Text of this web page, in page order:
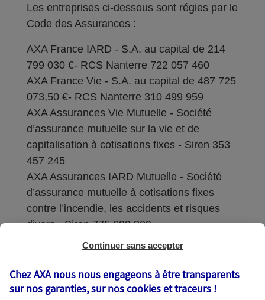
Les entreprises ci-dessous sont régies par le
Code des Assurances :
AXA France IARD - S.A. au capital de 214
799 030 €- RCS Nanterre 722 057 460
AXA France Vie - S.A. au capital de 487 725
073,50 €- RCS Nanterre 310 499 959
AXA Assurances Vie Mutuelle - Société
d’assurance mutuelle sur la vie et de
capitalisation à cotisations fixes - Siren 353
457 245
AXA Assurances IARD Mutuelle - Société
d’assurance mutuelle à cotisations fixes
contre l’incendie, les accidents et risques
divers - Siren 775 699 309
Sièges sociaux : 313 Terrasses de l’Arche –
Coordonnées de l'Autorité de contrôle
Continuer sans accepter
Chez AXA nous nous engageons à être transparents
sur nos garanties, sur noscookies et traceurs !